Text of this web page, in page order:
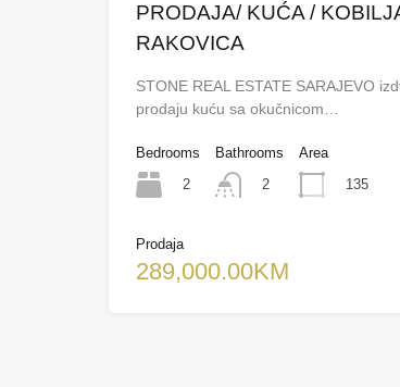
PRODAJA/ KUĆA /
RAKOVICA
STONE REAL ESTATE SARAJEVO
prodaju kuću sa okučnicom…
Bedrooms
2
Bathrooms
2
Area
135
Prodaja
289,000.00KM